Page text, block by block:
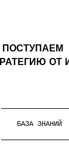
ПОСТУПАЕМ
ОТ
БАЗА ЗНАНИЙ